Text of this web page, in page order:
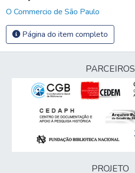
O Commercio de São Paulo
Página do item completo
PARCEIROS
PROJETO